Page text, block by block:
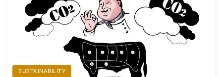
SUSTAINABILITY